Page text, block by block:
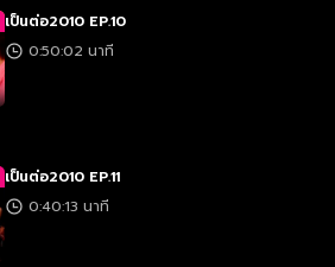
เป็นต่อ2010 EP.10
0:50:02 นาที
เป็นต่อ2010 EP.11
0:40:13 นาที